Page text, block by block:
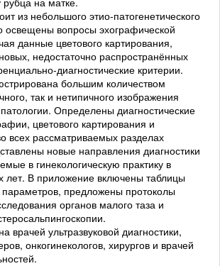
из небольшого этио-патогенетического
освещены вопросы эхографической
данные цветового картирования,
недостаточно распространённых
диагностические критерии.
большим количеством
так и нетипичного изображения
Определены диагностические
цветового картирования и
всех рассматриваемых разделах
новые направления диагностики
в гинекологическую практику в
лет. В приложение включены таблицы
предложены протоколы
органов малого таза и
врачей ультразвуковой диагностики,
онкогинекологов, хирургов и врачей